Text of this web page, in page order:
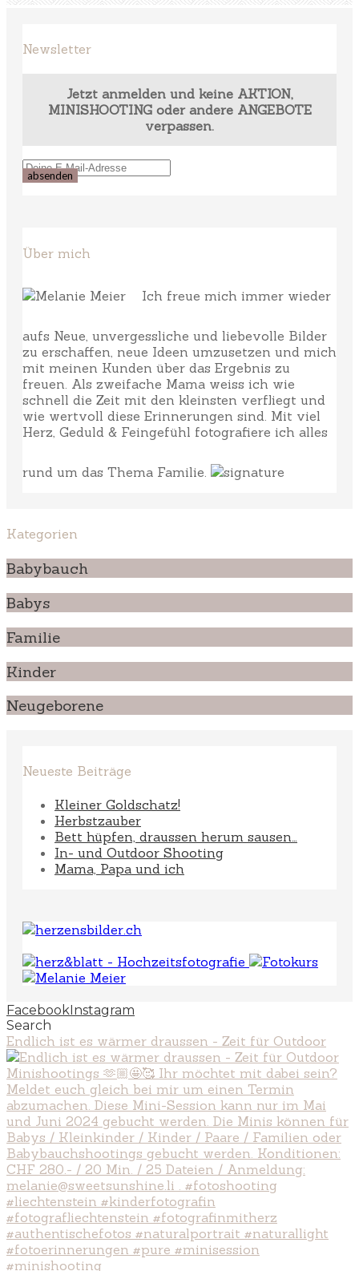
Newsletter
Jetzt anmelden und keine AKTION,
MINISHOOTING oder andere ANGEBOTE
verpassen.
Über mich
Ich freue mich immer wieder
aufs Neue, unvergessliche und liebevolle Bilder
zu erschaffen, neue Ideen umzusetzen und mich
mit meinen Kunden über das Ergebnis zu
freuen. Als zweifache Mama weiss ich wie
schnell die Zeit mit den kleinsten verfliegt und
wie wertvoll diese Erinnerungen sind. Mit viel
Herz, Geduld & Feingefühl fotografiere ich alles
rund um das Thema Familie.
Kategorien
Babybauch
Babys
Familie
Kinder
Neugeborene
Neueste Beiträge
Kleiner Goldschatz!
Herbstzauber
Bett hüpfen, draussen herum sausen…
In- und Outdoor Shooting
Mama, Papa und ich
FacebookInstagram
Search
Endlich ist es wärmer draussen - Zeit für Outdoor